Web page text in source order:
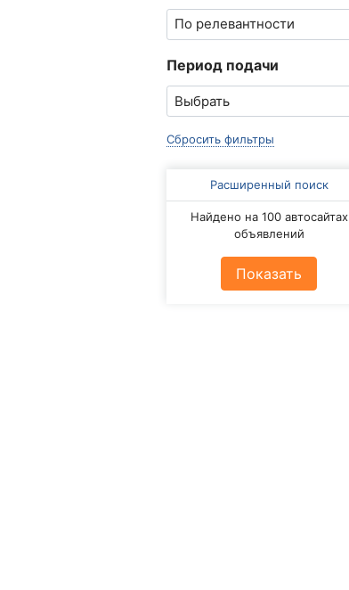
Период подачи
Сбросить фильтры
Расширенный поиск
Найдено на 100 автосайтах
объявлений
Показать